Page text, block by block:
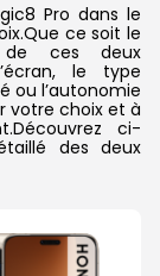
Pro dans le
ce soit le
de ces deux
le type
ou l’autonomie
votre choix et à
ci-
des deux